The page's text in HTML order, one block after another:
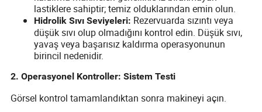
lastiklere sahiptir; temiz olduklarından emin olun.
Hidrolik Sıvı Seviyeleri: Rezervuarda sızıntı veya
düşük sıvı olup olmadığını kontrol edin. Düşük sıvı,
yavaş veya başarısız kaldırma operasyonunun
birincil nedenidir.
2. Operasyonel Kontroller: Sistem Testi
Görsel kontrol tamamlandıktan sonra makineyi açın.